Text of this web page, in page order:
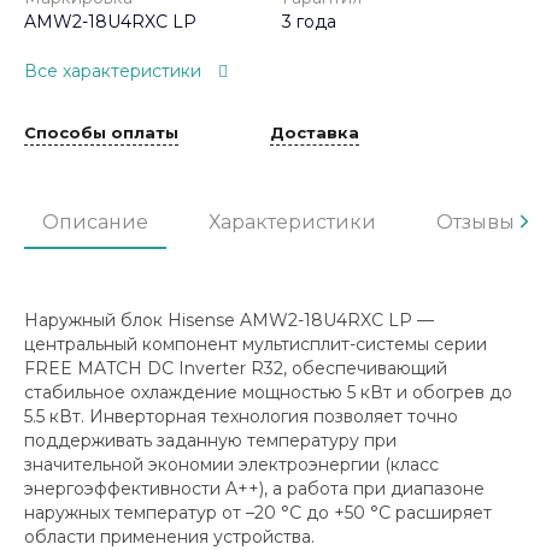
AMW2-18U4RXC LP
3 года
Все характеристики
Способы оплаты Доставка
Описание Характеристики Отзывы
Наружный блок Hisense AMW2-18U4RXC LP —
центральный компонент мультисплит-системы серии
FREE MATCH DC Inverter R32, обеспечивающий
стабильное охлаждение мощностью 5 кВт и обогрев до
5.5 кВт. Инверторная технология позволяет точно
поддерживать заданную температуру при
значительной экономии электроэнергии (класс
энергоэффективности A++), а работа при диапазоне
наружных температур от –20 °C до +50 °C расширяет
области применения устройства.